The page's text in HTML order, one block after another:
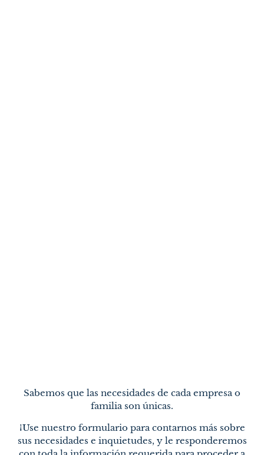
Sabemos que las necesidades de cada empresa o
familia son únicas.
¡Use nuestro formulario para contarnos más sobre
sus necesidades e inquietudes, y le responderemos